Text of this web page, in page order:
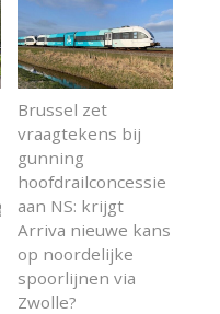
Brussel zet
vraagtekens bij
gunning
hoofdrailconcessie
aan NS: krijgt
Arriva nieuwe kans
op noordelijke
spoorlijnen via
Zwolle?